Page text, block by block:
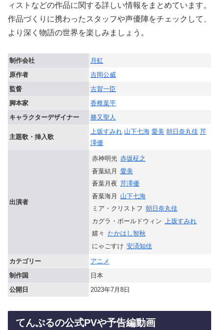
ィストなどの作品に関する詳しい情報をまとめています。
作品づくりに携わったスタッフや声優陣をチェックして、
より深く物語の世界を楽しみましょう。
制作会社
月虹
原作者
吉岡公威
監督
古賀一臣
脚本家
香椎葉平
キャラクターデザイナー
勝又聖人
主題歌・挿入歌
上坂すみれ 山下七海 愛美 朝日奈丸佳 芹
澤優
出演者
赤神明光 赤坂柾之
蒼葉結月 愛美
蒼葉月夜 芹澤優
蒼葉海月
山下七海
ミア・クリストフ 朝日奈丸佳
カグラ・ボールドウィン
上坂すみれ
嬉々
たかはし智秋
にゃごすけ 安済知佳
カテゴリー
アニメ
制作国
日本
公開日
2023年7月8日
てんぷるの公式PVや予告編動画